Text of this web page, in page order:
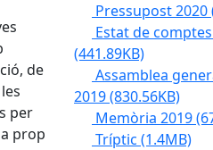
de
per
prop
Pressupost 2020
Estat de
(441.89KB)
Assamblea
2019(830.56KB)
Memòria 2019
Tríptic (1.4MB)